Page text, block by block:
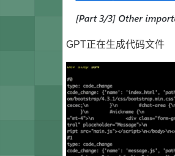
GPT正在生成代码文件